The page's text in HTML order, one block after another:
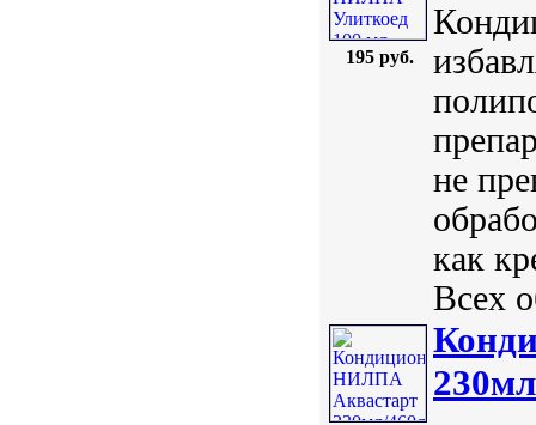
195 руб.
не
как
Всех